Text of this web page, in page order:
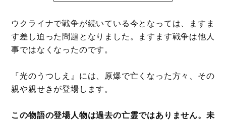
ウクライナで戦争が続いている今となっては、ますま
す差し迫った問題となりました。ますます戦争は他人
事ではなくなったのです。
『光のうつしえ』には、原爆で亡くなった方々、その
親や親せきが登場します。
この物語の登場人物は過去の亡霊ではありません。未